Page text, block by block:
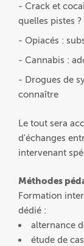
- Crack et
quelles pistes ?
- Opiacés :
- Cannabis :
- Drogues de
connaître
Le tout sera
d'échanges
intervenant
Méthodes
Formation
dédié :
alternance
étude de